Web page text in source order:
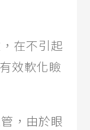
在不引起
效軟化瞼
，由於眼